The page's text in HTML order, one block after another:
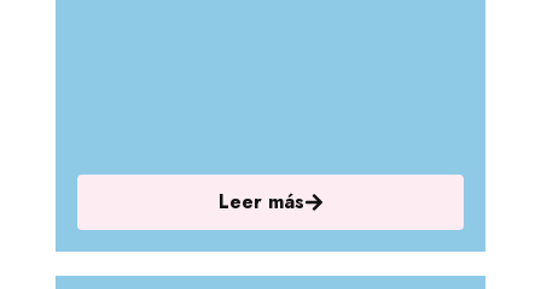
Leer más